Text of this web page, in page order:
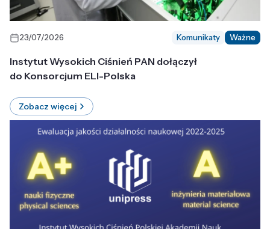
23/07/2026 Komunikaty Ważne
Instytut Wysokich Ciśnień PAN dołączył
do Konsorcjum ELI-Polska
Zobacz więcej